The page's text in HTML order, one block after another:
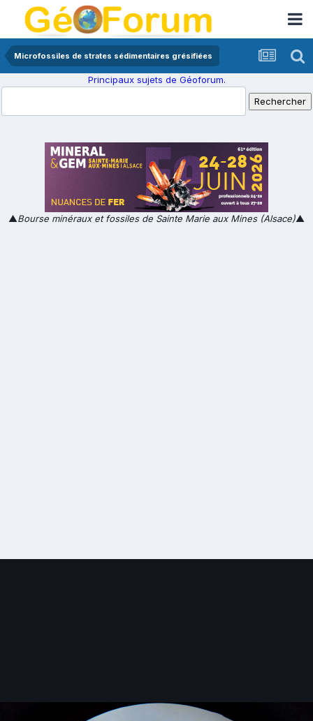
Microfossiles de strates sédimentaires grésifiées
Principaux sujets de Géoforum.
▲Bourse minéraux et fossiles de Sainte Marie aux Mines (Alsace)▲